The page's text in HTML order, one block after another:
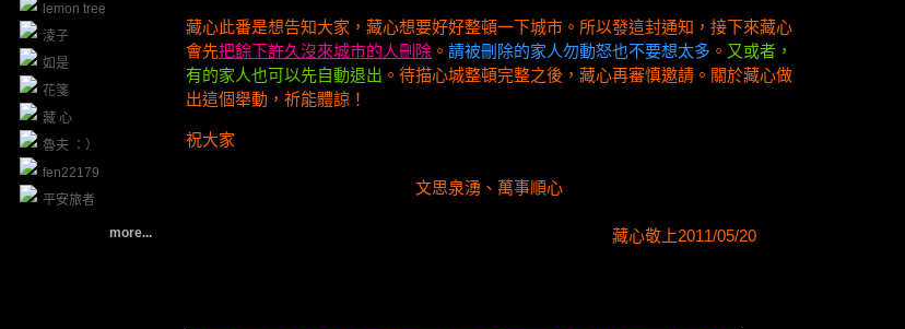
lemon tree
淩子
如是
花箋
藏 心
魯夫 ：）
fen22179
平安旅者
more...
藏心此番是想告知大家，藏心想要好好整頓一下城市。所以發這封通知，接下來藏心
會先把餘下許久沒來城市的人刪除 。 請被刪除的家人勿動怒也不要想太多 。 又或者，
有的家人也可以先自動退出 。待描心城整頓完整之後，藏心再審慎邀請。關於藏心做
出這個舉動，祈能體諒！
祝大家
文思泉湧、萬事順心
藏心敬上2011/05/20